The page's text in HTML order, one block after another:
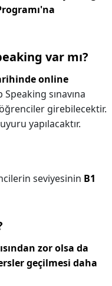
var mı?
online
Speaking sınavına
öğrenciler girebilecektir.
yapılacaktır.
seviyesinin B1
zor olsa da
geçilmesi daha